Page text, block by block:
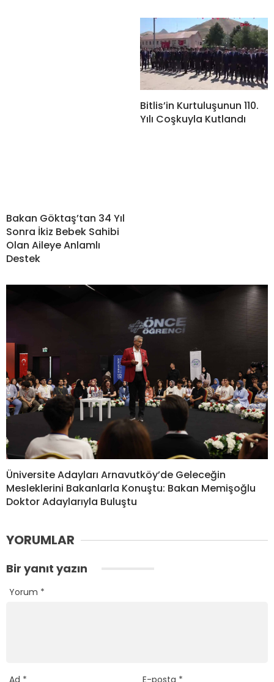
Bakan Göktaş’tan 34 Yıl
Sonra İkiz Bebek Sahibi
Olan Aileye Anlamlı
Destek
Bitlis’in Kurtuluşunun 110.
Yılı Coşkuyla Kutlandı
Üniversite Adayları Arnavutköy’de Geleceğin
Mesleklerini Bakanlarla Konuştu: Bakan Memişoğlu
Doktor Adaylarıyla Buluştu
YORUMLAR
Bir yanıt yazın
Yorum *